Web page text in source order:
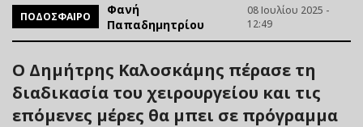
ΠΟΔΟΣΦΑΙΡΟ
Φανή
Παπαδημητρίου
08 Ιουλίου 2025 -
12:49
Ο Δημήτρης Καλοσκάμης πέρασε τη
διαδικασία του χειρουργείου και τις
επόμενες μέρες θα μπει σε πρόγραμμα